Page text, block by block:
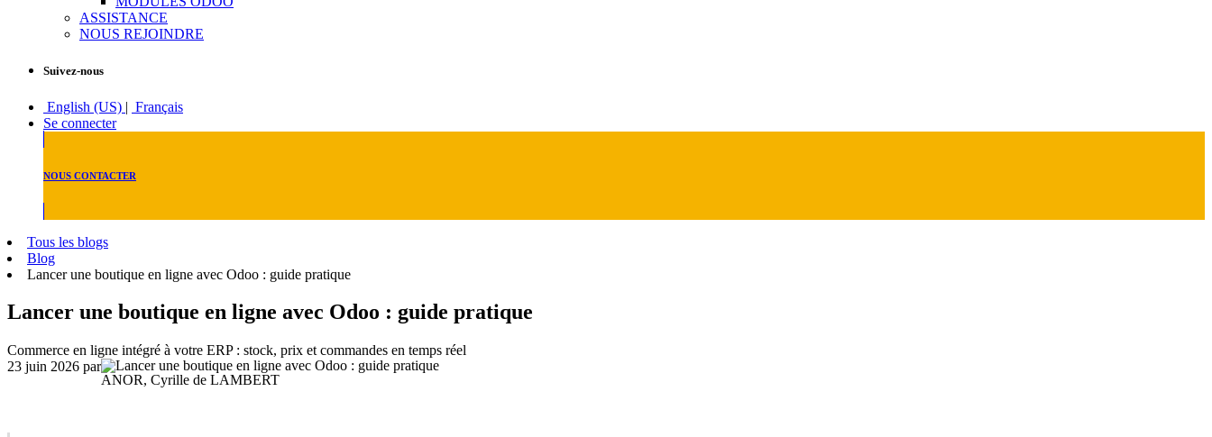
ASSISTANCE
NOUS REJOINDRE
Suivez-nous
English (US) | Français
Se connecter
NOUS CONTACTER
Tous les blogs
Blog
Lancer une boutique en ligne avec Odoo : guide pratique
Lancer une boutique en ligne avec Odoo : guide pratique
Commerce en ligne intégré à votre ERP : stock, prix et commandes en temps réel
23 juin 2026 par
ANOR, Cyrille de LAMBERT